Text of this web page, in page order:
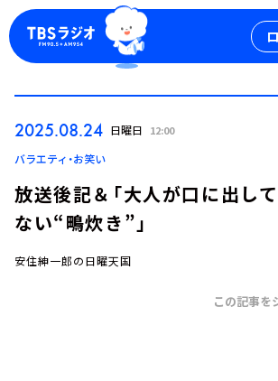
ログイン
2025.08.24 日曜日 12:00
バラエティ・お笑い
放送後記＆「大人が口に出し
ない“鴫炊き”」
安住紳一郎の日曜天国
この記事を